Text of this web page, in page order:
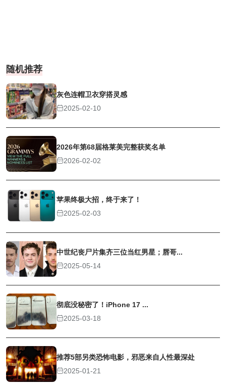
随机推荐
灰色连帽卫衣穿搭灵感
2025-02-10
2026年第68届格莱美完整获奖名单
2026-02-02
苹果终极大招，终于来了！
2025-02-03
中世纪丧尸片集齐三位当红男星；唇哥...
2025-05-14
彻底没秘密了！iPhone 17 ...
2025-03-18
推荐5部另类恐怖电影，邪恶来自人性最深处
2025-01-21